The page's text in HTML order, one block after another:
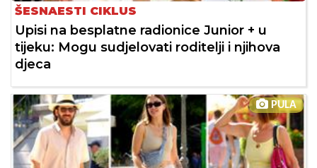
ŠESNAESTI CIKLUS
Upisi na besplatne radionice Junior + u
tijeku: Mogu sudjelovati roditelji i njihova
djeca
PULA